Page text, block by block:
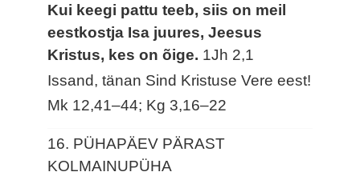
Kui keegi pattu teeb, siis on meil
eestkostja Isa juures, Jeesus
Kristus, kes on õige. 1Jh 2,1
Issand, tänan Sind Kristuse Vere eest!
Mk 12,41–44; Kg 3,16–22
16. PÜHAPÄEV PÄRAST
KOLMAINUPÜHA